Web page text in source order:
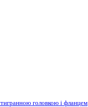
головкою і фланцем